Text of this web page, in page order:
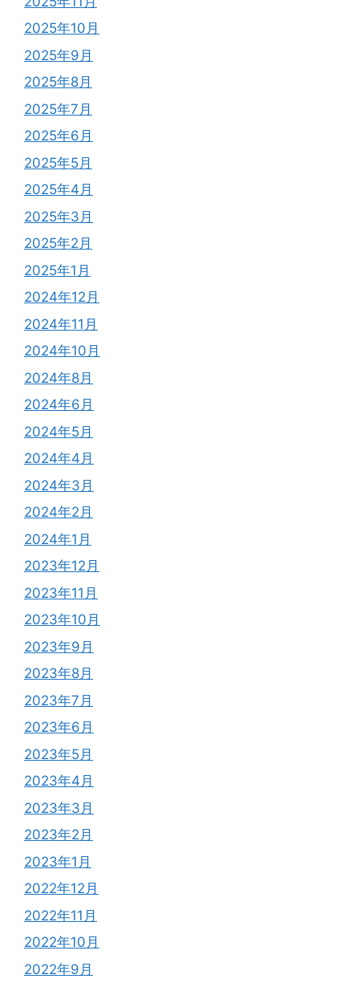
2025年10月
2025年9月
2025年8月
2025年7月
2025年6月
2025年5月
2025年4月
2025年3月
2025年2月
2025年1月
2024年12月
2024年11月
2024年10月
2024年8月
2024年6月
2024年5月
2024年4月
2024年3月
2024年2月
2024年1月
2023年12月
2023年11月
2023年10月
2023年9月
2023年8月
2023年7月
2023年6月
2023年5月
2023年4月
2023年3月
2023年2月
2023年1月
2022年12月
2022年11月
2022年10月
2022年9月